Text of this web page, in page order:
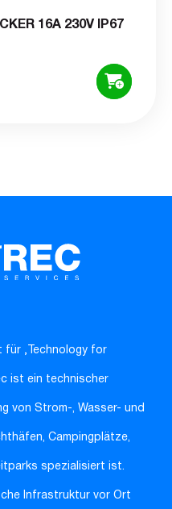
16A 230V IP67
für ‚Technology for
ist ein technischer
von Strom-, Wasser- und
Campingplätze,
spezialisiert ist.
Infrastruktur vor Ort